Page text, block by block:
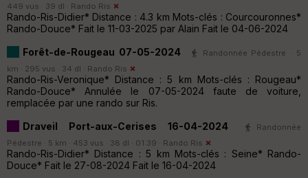
449 vus · 39 dl · Rando Ris
Rando-Ris-Didier* Distance : 4.3 km Mots-clés : Courcouronnes*
Rando-Douce* Fait le 11-03-2025 par Alain Fait le 04-06-2024
Forêt-de-Rougeau 07-05-2024
Randonnée Pédestre · 5
km · 295 vus · 34 dl · Rando Ris
Rando-Ris-Veronique* Distance : 5 km Mots-clés : Rougeau*
Rando-Douce* Annulée le 07-05-2024 faute de voiture,
remplacée par une rando sur Ris.
Draveil Port-aux-Cerises 16-04-2024
Randonnée
Pédestre · 5 km · 453 vus · 38 dl · 01:39 · Rando Ris
Rando-Ris-Didier* Distance : 5 km Mots-clés : Seine* Rando-
Douce* Fait le 27-08-2024 Fait le 16-04-2024